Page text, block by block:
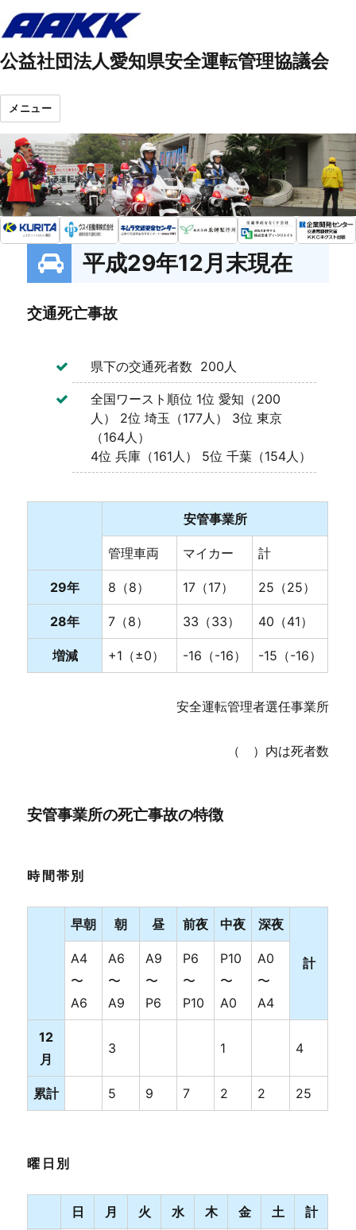
公益社団法人愛知県安全運転管理協議会
メニュー
平成29年12月末現在
交通死亡事故
県下の交通死者数 200人
全国ワースト順位 1位 愛知（200
人） 2位 埼玉（177人） 3位 東京
（164人）
4位 兵庫（161人） 5位 千葉（154人）
安管事業所
管理車両 マイカー 計
29年 8（8） 17（17） 25（25）
28年 7（8） 33（33） 40（41）
増減 +1（±0） -16（-16） -15（-16）
安全運転管理者選任事業所
（ ）内は死者数
安管事業所の死亡事故の特徴
時間帯別
早朝 朝 昼 前夜 中夜 深夜
計
A4
〜
A6
A6
〜
A9
A9
〜
P6
P6
〜
P10
P10
〜
A0
A0
〜
A4
12
月
3 1 4
累計 5 9 7 2 2 25
曜日別
日 月 火 水 木 金 土 計